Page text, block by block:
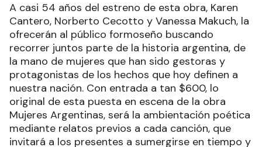
A casi 54 años del estreno de esta obra, Karen
Cantero, Norberto Cecotto y Vanessa Makuch, la
ofrecerán al público formoseño buscando
recorrer juntos parte de la historia argentina, de
la mano de mujeres que han sido gestoras y
protagonistas de los hechos que hoy definen a
nuestra nación. Con entrada a tan $600, lo
original de esta puesta en escena de la obra
Mujeres Argentinas, será la ambientación poética
mediante relatos previos a cada canción, que
invitará a los presentes a sumergirse en tiempo y